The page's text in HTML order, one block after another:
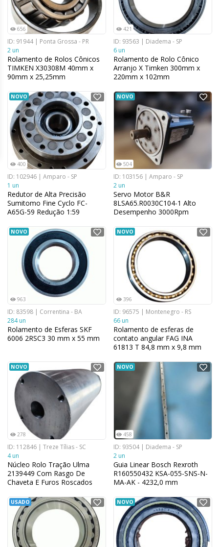
656
ID: 91944 | Ponta Grossa - PR
2 un
Rolamento de Rolos Cônicos
TIMKEN X30308M 40mm x
90mm x 25,25mm
421
ID: 93563 | Diadema - SP
6 un
Rolamento de Rolo Cônico
Arranjo X Timken 300mm x
220mm x 102mm
NOVO
400
ID: 102946 | Amparo - SP
1 un
Redutor de Alta Precisão
Sumitomo Fine Cyclo FC-
A65G-59 Redução 1:59
NOVO
504
ID: 103156 | Amparo - SP
2 un
Servo Motor B&R
8LSA65.R0030C104-1 Alto
Desempenho 3000Rpm
NOVO
963
ID: 83598 | Correntina - BA
284 un
Rolamento de Esferas SKF
6006 2RSC3 30 mm x 55 mm
NOVO
396
ID: 96575 | Montenegro - RS
66 un
Rolamento de esferas de
contato angular FAG INA
61813 T 84,8 mm x 9,8 mm
NOVO
278
ID: 112846 | Treze Tílias - SC
4 un
Núcleo Rolo Tração Ulma
2139449 Com Rasgo De
Chaveta E Furos Roscados
NOVO
458
ID: 93504 | Diadema - SP
2 un
Guia Linear Bosch Rexroth
R160550432 KSA-055-SNS-N-
MA-AK - 4232,0 mm
USADO NOVO